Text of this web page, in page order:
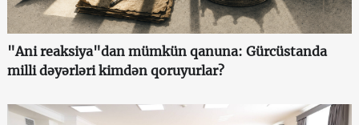
"Ani reaksiya"dan mümkün qanuna: Gürcüstanda
milli dəyərləri kimdən qoruyurlar?